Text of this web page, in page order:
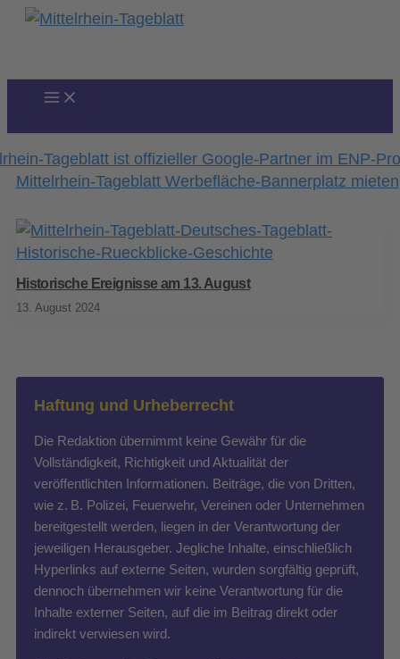
Zum
Historische Ereignisse am 13. August
13. August 2024
Haftung und Urheberrecht
Die Redaktion übernimmt keine Gewähr für die
Vollständigkeit, Richtigkeit und Aktualität der
veröffentlichten Informationen. Beiträge, die von Dritten,
wie z. B. Polizei, Feuerwehr, Vereinen oder Unternehmen
bereitgestellt werden, liegen in der Verantwortung der
jeweiligen Herausgeber. Jegliche Inhalte, einschließlich
Hyperlinks auf externe Seiten, wurden sorgfältig geprüft,
dennoch übernehmen wir keine Verantwortung für die
Inhalte externer Seiten, auf die im Beitrag direkt oder
indirekt verwiesen wird.